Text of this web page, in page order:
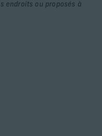
endroits ou proposés à